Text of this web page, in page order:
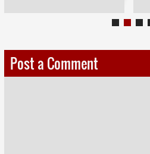
Post a Comment